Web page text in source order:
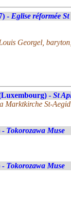
- Eglise réformée
Georgel,
- St
Marktkirche St-
- Tokorozawa Muse
- Tokorozawa Muse